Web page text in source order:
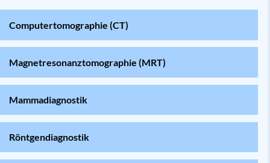
Computertomographie (CT)
Magnet­resonanz­tomographie (MRT)
Mammadiagnostik
Röntgendiagnostik